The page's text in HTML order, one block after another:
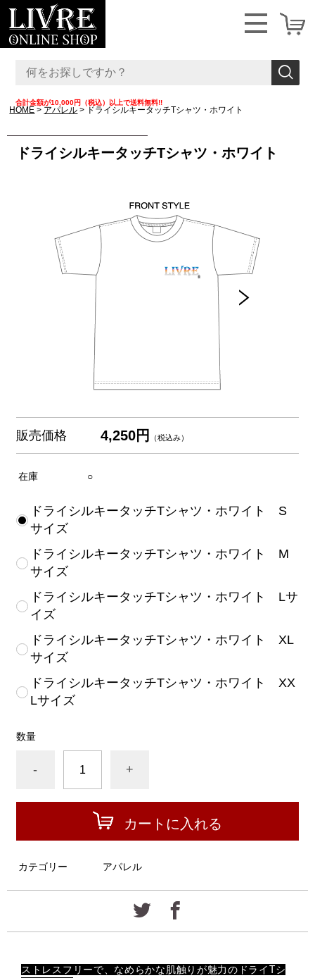
合計金額が10,000円（税込）以上で送料無料!!
HOME アパレル ドライシルキータッチTシャツ・ホワイト
ドライシルキータッチTシャツ・ホワイト
販売価格 4,250円 （税込み）
在庫 ○
ドライシルキータッチTシャツ・ホワイト S
サイズ
ドライシルキータッチTシャツ・ホワイト M
サイズ
ドライシルキータッチTシャツ・ホワイト Lサ
イズ
ドライシルキータッチTシャツ・ホワイト XL
サイズ
ドライシルキータッチTシャツ・ホワイト XX
Lサイズ
数量
- +
カートに入れる
カテゴリー アパレル
ストレスフリーで、 なめらかな肌触りが魅力のドライTシ